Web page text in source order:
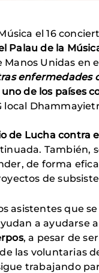
el 16
Palau de la
Unidas
enfermedades
uno de los países
de Lucha contra
También,
de forma
de
asistentes que
a ayudarse
, a pesar de
las voluntarias
trabajando